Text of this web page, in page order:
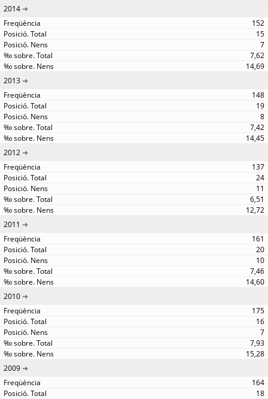
2014
152
15
7
7,62
14,69
2013
148
19
8
7,42
14,45
2012
137
24
11
6,51
12,72
2011
161
20
10
7,46
14,60
2010
175
16
7
7,93
15,28
2009
164
18